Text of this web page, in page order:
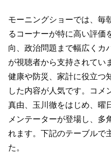
モーニングショーでは、毎
るコーナーが特に高い評価
向、政治問題まで幅広くカ
が視聴者から支持されてい
健康や防災、家計に役立つ
した内容が人気です。コメ
真由、玉川徹をはじめ、曜
メンテーターが登場し、多
れます。下記のテーブルで
た。